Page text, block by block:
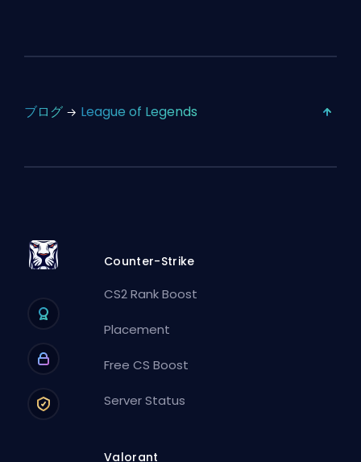
ブログ League of Legends
Counter-Strike
CS2 Rank Boost
Placement
Free CS Boost
Server Status
Valorant